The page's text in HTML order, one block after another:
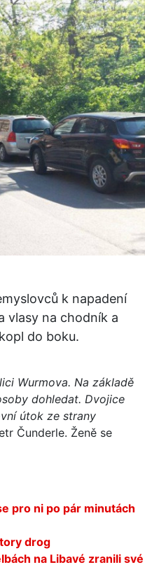
k napadení
vlasy na chodník a
do boku.
Wurmova. Na základě
dohledat. Dvojice
útok ze strany
Čunderle. Ženě se
pro ni po pár minutách
drog
na Libavé zranili své